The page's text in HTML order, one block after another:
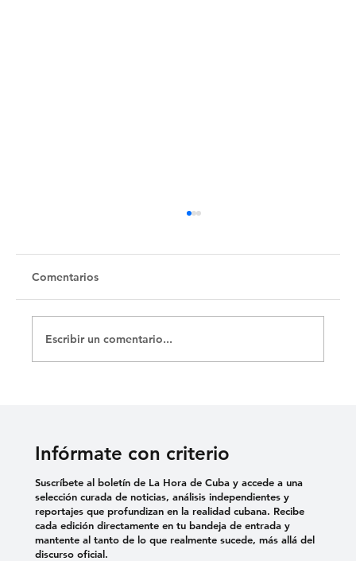
Untitled
Comentarios
Escribir un comentario...
Infórmate con criterio
Suscríbete al boletín de La Hora de Cuba y accede a una
selección curada de noticias, análisis independientes y
reportajes que profundizan en la realidad cubana. Recibe
cada edición directamente en tu bandeja de entrada y
mantente al tanto de lo que realmente sucede, más allá del
discurso oficial.